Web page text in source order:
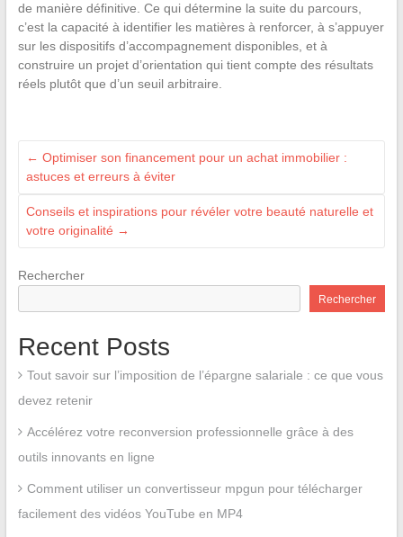
de manière définitive. Ce qui détermine la suite du parcours,
c’est la capacité à identifier les matières à renforcer, à s’appuyer
sur les dispositifs d’accompagnement disponibles, et à
construire un projet d’orientation qui tient compte des résultats
réels plutôt que d’un seuil arbitraire.
← Optimiser son financement pour un achat immobilier :
astuces et erreurs à éviter
Conseils et inspirations pour révéler votre beauté naturelle et
votre originalité →
Rechercher
Rechercher
Recent Posts
Tout savoir sur l’imposition de l’épargne salariale : ce que vous
devez retenir
Accélérez votre reconversion professionnelle grâce à des
outils innovants en ligne
Comment utiliser un convertisseur mpgun pour télécharger
facilement des vidéos YouTube en MP4